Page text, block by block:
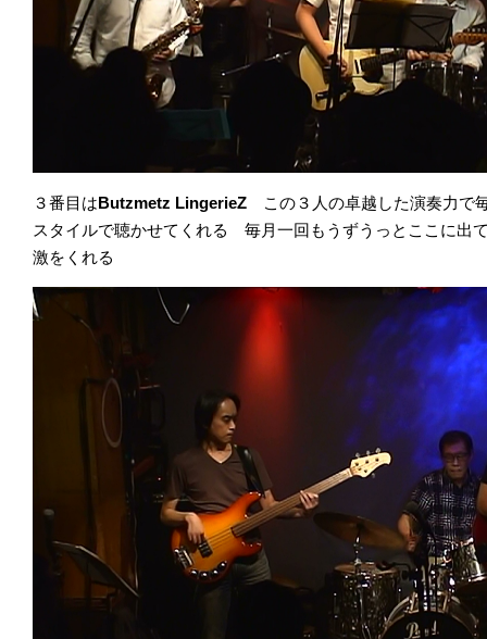
３番目はButzmetz LingerieZ
この３人の卓越した演奏力で
スタイルで聴かせてくれる 毎月一回もうずうっとここに出
激をくれる